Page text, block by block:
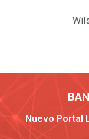
Nuevo Portal